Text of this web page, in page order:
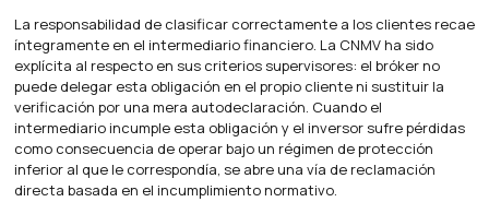
La responsabilidad de clasificar correctamente a los clientes recae
íntegramente en el intermediario financiero. La CNMV ha sido
explícita al respecto en sus criterios supervisores: el bróker no
puede delegar esta obligación en el propio cliente ni sustituir la
verificación por una mera autodeclaración. Cuando el
intermediario incumple esta obligación y el inversor sufre pérdidas
como consecuencia de operar bajo un régimen de protección
inferior al que le correspondía, se abre una vía de reclamación
directa basada en el incumplimiento normativo.